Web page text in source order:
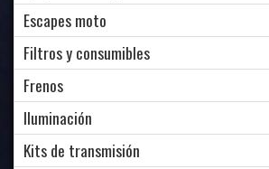
Escapes moto
Filtros y consumibles
Frenos
Iluminación
Kits de transmisión